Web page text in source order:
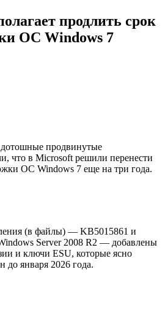
продлить срок
ОС Windows 7
продвинутые
что в Microsoft решили перенести
ОС Windows 7 еще на три года.
(в файлы) — KB5015861 и
Server 2008 R2 — добавлены
и ключи ESU, которые ясно
до января 2026 года.